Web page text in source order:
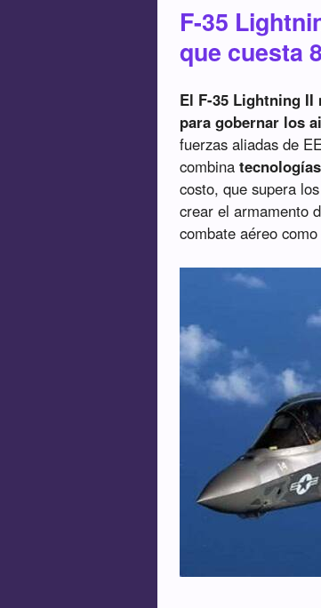
F-35
que cuesta
El F-35 Lightning II
para gobernar los
fuerzas aliadas de
combina
costo, que supera
crear el armamento
combate aéreo